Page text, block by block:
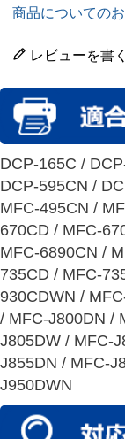
商品についての
レビューを書く
DCP-165C /
DCP-595CN /
MFC-495CN /
670CD / MFC-
MFC-6890CN /
735CD / MFC-
930CDWN /
/ MFC-J800DN /
J805DW / MFC-
J855DN / MFC-
J950DWN